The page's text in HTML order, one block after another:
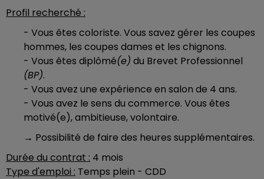
Profil recherché :
- Vous êtes coloriste. Vous savez gérer les coupes
hommes, les coupes dames et les chignons.
- Vous êtes diplômé(e) du Brevet Professionnel
(BP).
- Vous avez une expérience en salon de 4 ans.
- Vous avez le sens du commerce. Vous êtes
motivé(e), ambitieuse, volontaire.
→ Possibilité de faire des heures supplémentaires.
Durée du contrat : 4 mois
Type d'emploi : Temps plein - CDD